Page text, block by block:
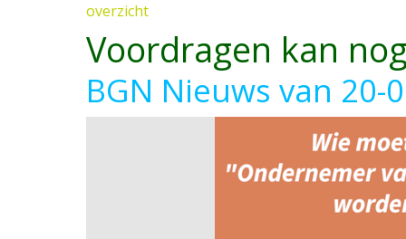
overzicht
Voordragen kan
BGN Nieuws van 20-